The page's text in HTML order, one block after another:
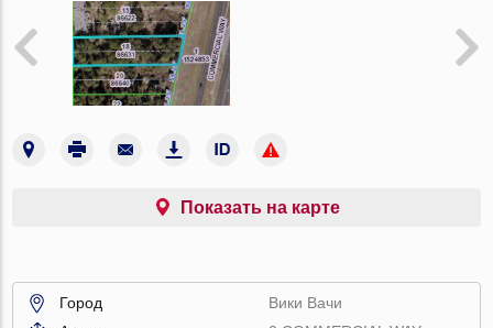
Показать на карте
Город
Вики Вачи